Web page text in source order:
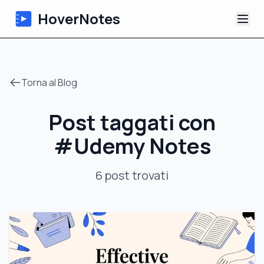
HoverNotes
Appunti Video IA
Tutorial
Torna al Blog
Post taggati con
#Udemy Notes
6 posttrovati